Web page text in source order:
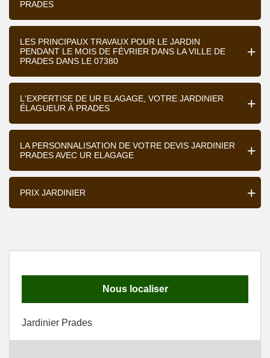
PRADES
LES PRINCIPAUX TRAVAUX POUR LE JARDIN
PENDANT LE MOIS DE FÉVRIER DANS LA VILLE DE
PRADES DANS LE 07380
L'EXPERTISE DE UR ELAGAGE, VOTRE JARDINIER
ÉLAGUEUR À PRADES
LA PERSONNALISATION DE VOTRE DEVIS JARDINIER
PRADES AVEC UR ELAGAGE
PRIX JARDINIER
Nous localiser
Jardinier Prades